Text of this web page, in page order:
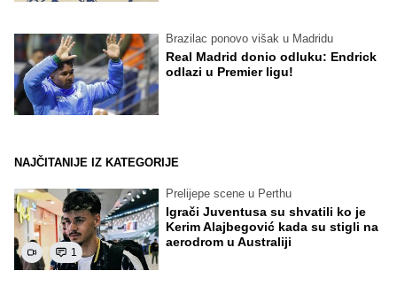
Brazilac ponovo višak u Madridu
Real Madrid donio odluku: Endrick
odlazi u Premier ligu!
NAJČITANIJE IZ KATEGORIJE
1
Prelijepe scene u Perthu
Igrači Juventusa su shvatili ko je
Kerim Alajbegović kada su stigli na
aerodrom u Australiji